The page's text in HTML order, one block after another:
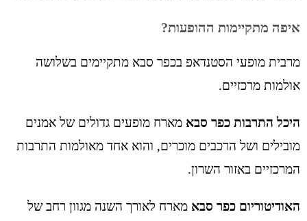
איפה מתקיימות ההופעות?
מרבית מופעי הסטנדאפ בכפר סבא מתקיימים בשלושה
אולמות מרכזיים.
היכל התרבות כפר סבא מארח מופעים גדולים של אמנים
מובילים ושל הרכבים מוכרים, והוא אחד מאולמות התרבות
המרכזיים באזור השרון.
האודיטוריום כפר סבא מארח לאורך השנה מגוון רחב של